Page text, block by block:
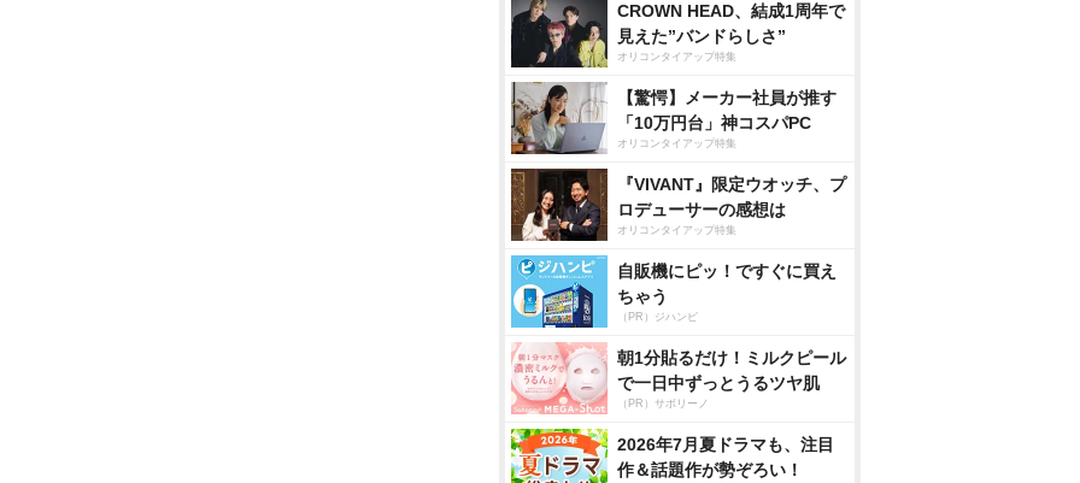
CROWN HEAD、結成1周年で
見えた”バンドらしさ”
オリコンタイアップ特集
【驚愕】メーカー社員が推す
「10万円台」神コスパPC
オリコンタイアップ特集
『VIVANT』限定ウオッチ、プ
ロデューサーの感想は
オリコンタイアップ特集
自販機にピッ！ですぐに買え
ちゃう
（PR）ジハンピ
朝1分貼るだけ！ミルクピール
で一日中ずっとうるツヤ肌
（PR）サボリーノ
2026年7月夏ドラマも、注目
作＆話題作が勢ぞろい！